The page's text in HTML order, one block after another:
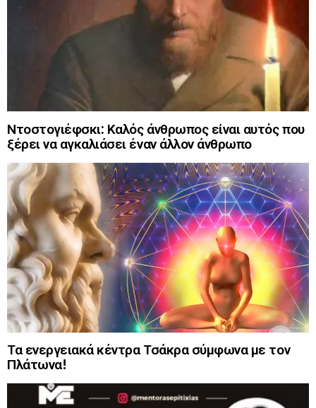
Ντοστογιέφσκι: Καλός άνθρωπος είναι αυτός που
ξέρει να αγκαλιάσει έναν άλλον άνθρωπο
Τα ενεργειακά κέντρα Τσάκρα σύμφωνα με τον
Πλάτωνα!